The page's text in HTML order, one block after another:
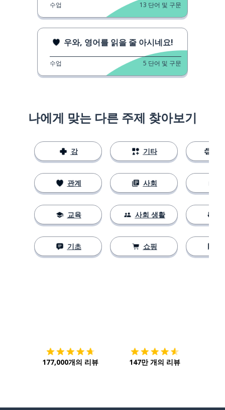
수업 13 단어 및 구문
우와, 영어를 읽을 줄 아시네요!
수업 5 단어 및 구문
나에게 맞는 다른 주제 찾아보기
강
관계
교육
기초
기타
사회
사회 생활
쇼핑
177,000개의 리뷰 147만 개의 리뷰